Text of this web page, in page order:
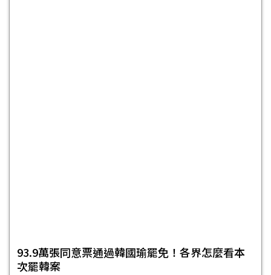
93.9萬張同意票通過韓國瑜罷免！各界怎麼看本
次罷韓案